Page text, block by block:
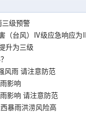
三级预警
（台风）Ⅳ级应急响应
升为三级
风雨 请注意防范
影响
影响 请注意防范
暴雨洪涝风险高